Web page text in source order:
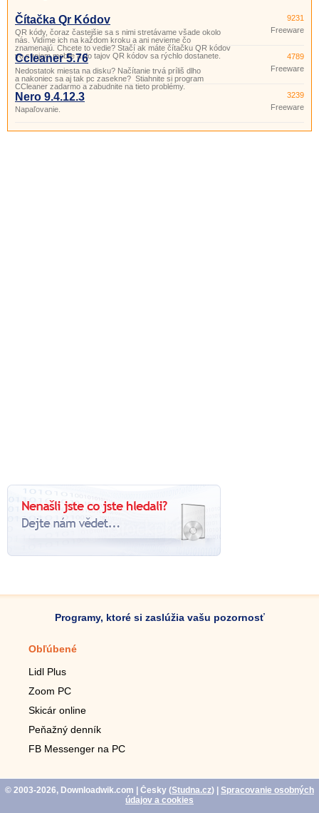
Čítačka Qr Kódov
QR kódy, čoraz častejšie sa s nimi stretávame všade okolo
nás. Vidíme ich na každom kroku a ani nevieme čo
znamenajú. Chcete to vedie? Stačí ak máte čítačku QR kódov
vo svojom mobile a do tajov QR kódov sa rýchlo dostanete.
9231
Freeware
Ccleaner 5.76
Nedostatok miesta na disku? Načítanie trvá príliš dlho
a nakoniec sa aj tak pc zasekne? Stiahnite si program
CCleaner zadarmo a zabudnite na tieto problémy.
4789
Freeware
Nero 9.4.12.3
Napaľovanie.
3239
Freeware
Programy, ktoré si zaslúžia vašu pozornosť
Obľúbené
Lidl Plus
Zoom PC
Skicár online
Peňažný denník
FB Messenger na PC
© 2003-2026, Downloadwik.com | Česky (Studna.cz)
Spracovanie osobných
údajov a cookies